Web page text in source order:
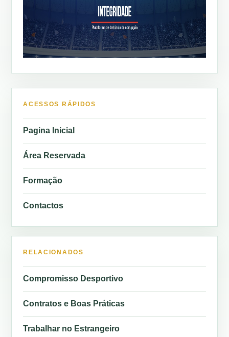
ACESSOS RÁPIDOS
Pagina Inicial
Área Reservada
Formação
Contactos
RELACIONADOS
Compromisso Desportivo
Contratos e Boas Práticas
Trabalhar no Estrangeiro